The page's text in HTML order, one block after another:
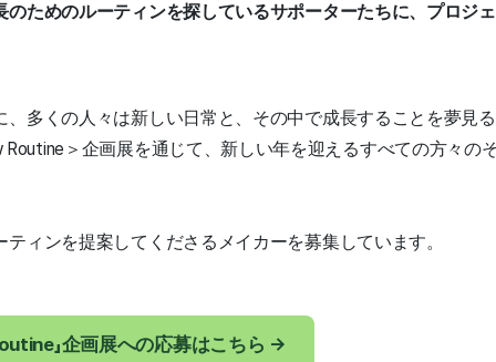
のためのルーティンを探しているサポーターたちに、プロジ
、多くの人々は新しい日常と、その中で成長することを夢見
Routine ＞企画展を通じて、新しい年を迎えるすべての方々の
ィンを提案してくださるメイカーを募集しています。
」企画展への応募はこちら →